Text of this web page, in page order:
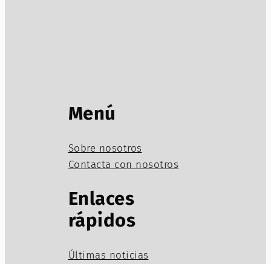
Menú
Sobre nosotros
Contacta con nosotros
Enlaces
rápidos
Últimas noticias